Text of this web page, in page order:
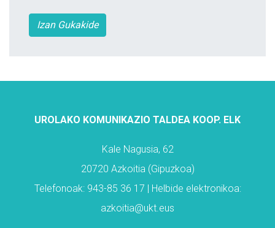
Izan Gukakide
UROLAKO KOMUNIKAZIO TALDEA KOOP. ELK
Kale Nagusia, 62
20720 Azkoitia (Gipuzkoa)
Telefonoak: 943-85 36 17 | Helbide elektronikoa:
azkoitia@ukt.eus